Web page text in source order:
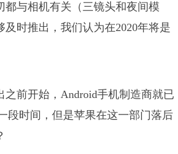
都与相机有关（三镜头和夜间模
及时推出，我们认为在2020年将是
之前开始，Android手机制造商就已
段时间，但是苹果在这一部门落后